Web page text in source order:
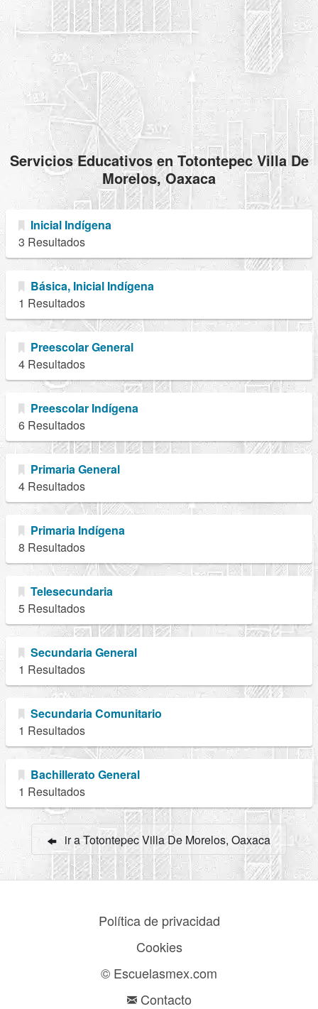
Servicios Educativos en Totontepec Villa De
Morelos, Oaxaca
Inicial Indígena
3 Resultados
Básica, Inicial Indígena
1 Resultados
Preescolar General
4 Resultados
Preescolar Indígena
6 Resultados
Primaria General
4 Resultados
Primaria Indígena
8 Resultados
Telesecundaria
5 Resultados
Secundaria General
1 Resultados
Secundaria Comunitario
1 Resultados
Bachillerato General
1 Resultados
ir a Totontepec Villa De Morelos, Oaxaca
Política de privacidad
Cookies
© Escuelasmex.com
Contacto